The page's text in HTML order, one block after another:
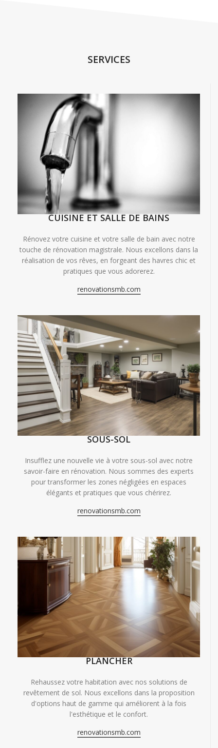
SERVICES
CUISINE ET SALLE DE BAINS
Rénovez votre cuisine et votre salle de bain avec notre
touche de rénovation magistrale. Nous excellons dans la
réalisation de vos rêves, en forgeant des havres chic et
pratiques que vous adorerez.
renovationsmb.com
SOUS-SOL
Insufflez une nouvelle vie à votre sous-sol avec notre
savoir-faire en rénovation. Nous sommes des experts
pour transformer les zones négligées en espaces
élégants et pratiques que vous chérirez.
renovationsmb.com
PLANCHER
Rehaussez votre habitation avec nos solutions de
revêtement de sol. Nous excellons dans la proposition
d'options haut de gamme qui améliorent à la fois
l'esthétique et le confort.
renovationsmb.com